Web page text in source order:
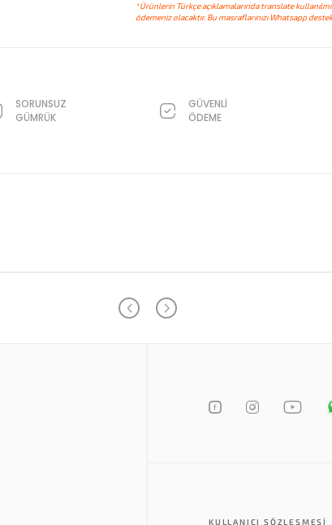
*Ürünlerin Türkçe açıklamalarında translate
ödemeniz olacaktır. Bu masraflarınızı Whatsapp
SORUNSUZ
GÜMRÜK
GÜVENLİ
ÖDEME
KULLANICI SÖZLEŞMESI